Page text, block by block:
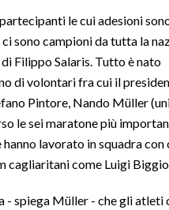
le cui adesioni
sono campioni da tutta la
Filippo Salaris. Tutto è nato
di volontari fra cui il
Pintore, Nando Müller
le sei maratone più
hanno lavorato in squadra con
cagliaritani come Luigi Biggio.
- spiega Müller - che gli atleti